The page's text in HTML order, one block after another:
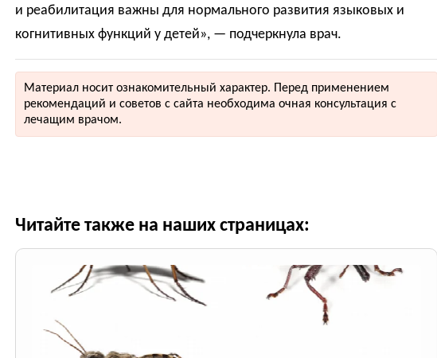
и реабилитация важны для нормального развития языковых и
когнитивных функций у детей», — подчеркнула врач.
Материал носит ознакомительный характер. Перед применением
рекомендаций и советов с сайта необходима очная консультация с
лечащим врачом.
Читайте также на наших страницах: